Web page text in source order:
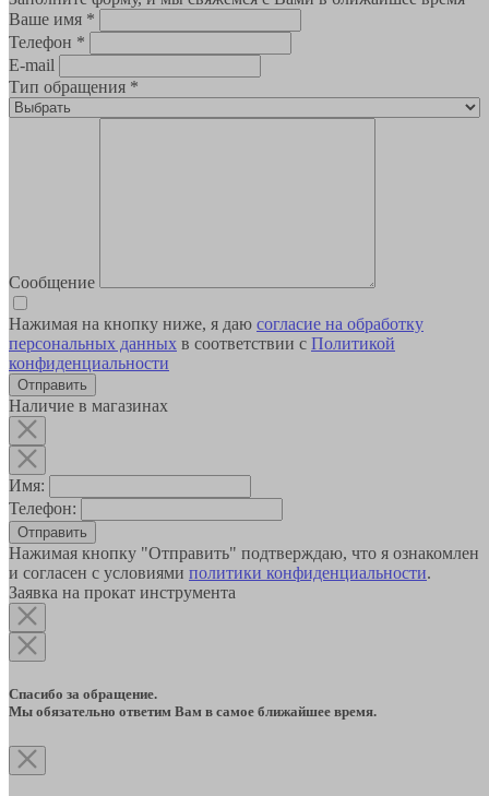
Ваше имя *
Телефон *
E-mail
Тип обращения *
Сообщение
Нажимая на кнопку ниже, я даю согласие на обработку
персональных данных в соответствии с Политикой
конфиденциальности
Наличие в магазинах
Имя:
Телефон:
Отправить
Нажимая кнопку "Отправить" подтверждаю, что я ознакомлен
и согласен с условиями политики конфиденциальности.
Заявка на прокат инструмента
Спасибо за обращение.
Мы обязательно ответим Вам в самое ближайшее время.